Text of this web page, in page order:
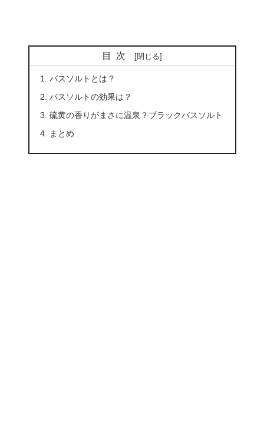
目次
バスソルトとは？
バスソルトの効果は？
硫黄の香りがまさに温泉？ブラックバスソルト
まとめ